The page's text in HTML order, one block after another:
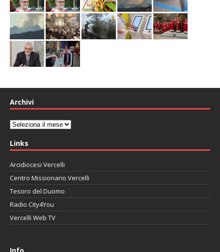
Archivi
Archivi
Links
Arcidiocesi Vercelli
Centro Missionario Vercelli
Tesoro del Duomo
Radio City4You
Vercelli Web TV